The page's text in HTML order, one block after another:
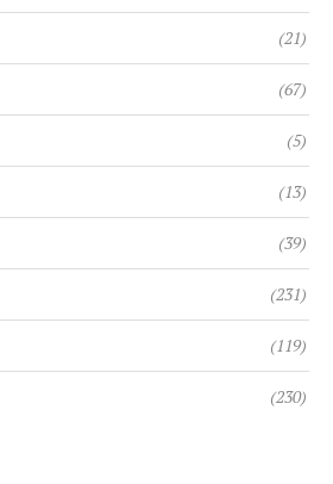
(21)
(67)
(5)
(13)
(39)
(231)
(119)
(230)